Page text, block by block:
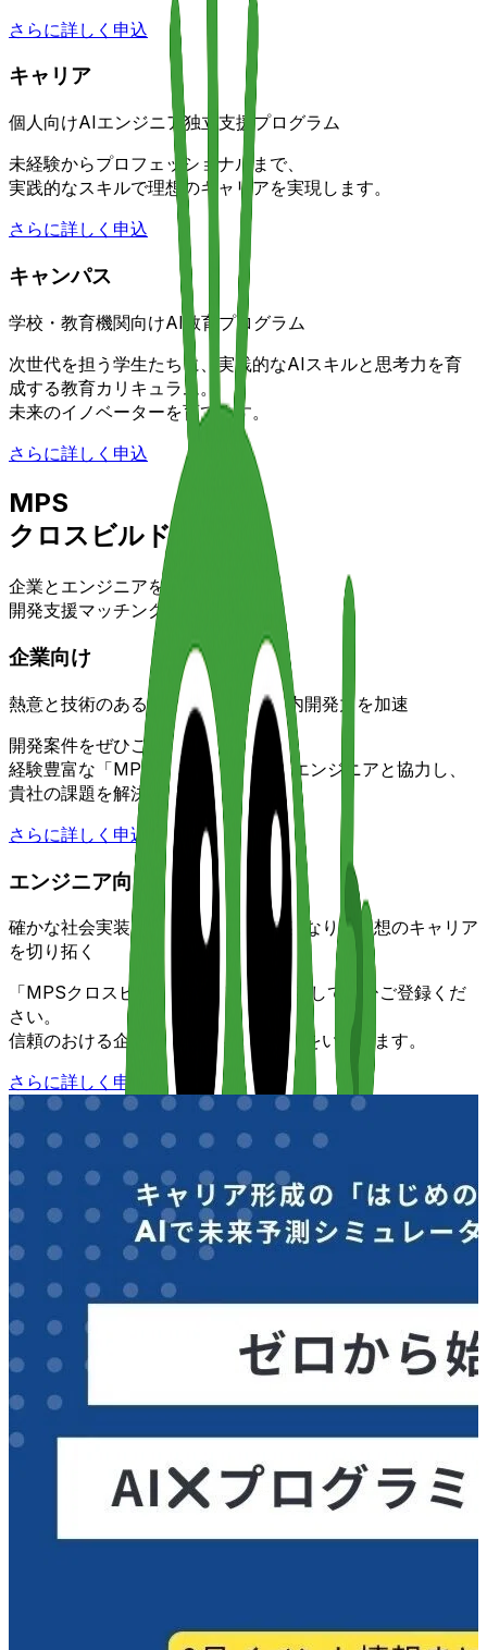
さらに詳しく 申込
キャリア
個人向けAIエンジニア独立支援プログラム
未経験からプロフェッショナルまで、
実践的なスキルで理想のキャリアを実現します。
さらに詳しく 申込
キャンパス
学校・教育機関向けAI教育プログラム
次世代を担う学生たちに、実践的なAIスキルと思考力を育
成する教育カリキュラム。
未来のイノベーターを育てます。
さらに詳しく 申込
MPS
クロスビルド
企業とエンジニアをつなぐ、
開発支援マッチングコミュニティ
企業向け
熱意と技術のある人材とともに、社内開発力を加速
開発案件をぜひご登録ください。
経験豊富な「MPSクロスビルド」のエンジニアと協力し、
貴社の課題を解決します。
さらに詳しく 申込
エンジニア向け
確かな社会実装力を持つエンジニアとなり、理想のキャリア
を切り拓く
「MPSクロスビルド」のエンジニアとしてぜひご登録くだ
さい。
信頼のおける企業案件とのマッチングをいたします。
さらに詳しく 申込